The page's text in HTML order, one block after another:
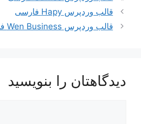
قالب وردپرس Hapy فارسی
قالب وردپرس Wen Business فارسی
دیدگاهتان را بنویسید